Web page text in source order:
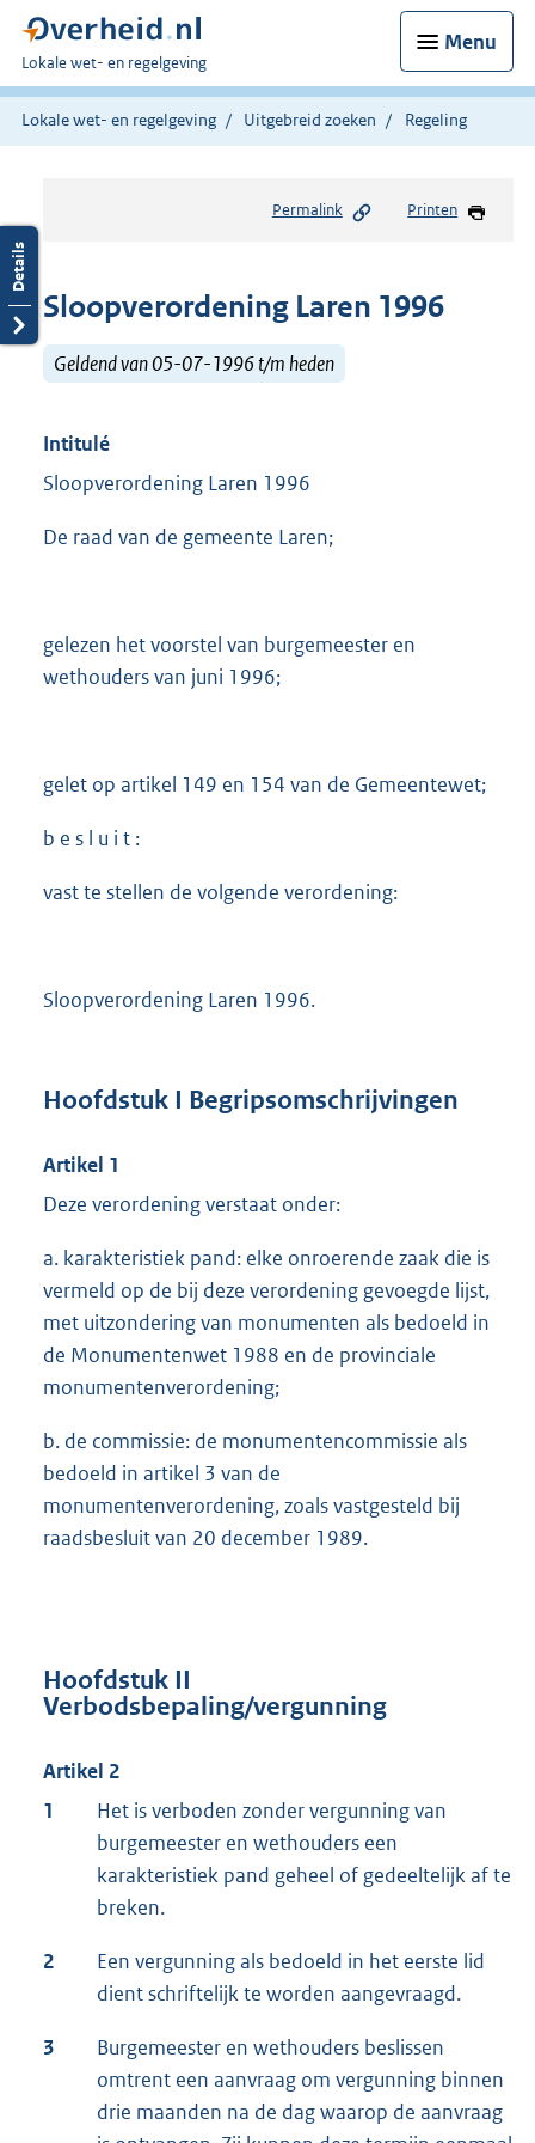
Menu
U
bent
hier:
Lokale wet- en regelgeving
Lokale wet- en regelgeving Uitgebreid zoeken Regeling
Permalink Printen
Sloopverordening Laren 1996
Geldend van 05-07-1996 t/m heden
Intitulé
Sloopverordening Laren 1996
De raad van de gemeente Laren;
gelezen het voorstel van burgemeester en
wethouders van juni 1996;
gelet op artikel 149 en 154 van de Gemeentewet;
b e s l u i t :
vast te stellen de volgende verordening:
Sloopverordening Laren 1996.
Hoofdstuk I Begripsomschrijvingen
Artikel 1
Deze verordening verstaat onder:
a. karakteristiek pand: elke onroerende zaak die is
vermeld op de bij deze verordening gevoegde lijst,
met uitzondering van monumenten als bedoeld in
de Monumentenwet 1988 en de provinciale
monumentenverordening;
b. de commissie: de monumentencommissie als
bedoeld in artikel 3 van de
monumentenverordening, zoals vastgesteld bij
raadsbesluit van 20 december 1989.
Hoofdstuk II
Verbodsbepaling/vergunning
Artikel 2
1
Het is verboden zonder vergunning van
burgemeester en wethouders een
karakteristiek pand geheel of gedeeltelijk af te
breken.
2
Een vergunning als bedoeld in het eerste lid
dient schriftelijk te worden aangevraagd.
3
Burgemeester en wethouders beslissen
omtrent een aanvraag om vergunning binnen
drie maanden na de dag waarop de aanvraag